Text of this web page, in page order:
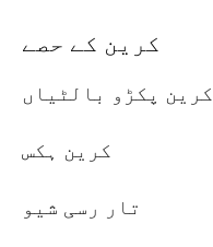
کرین کے حصے
کرین پکڑو بالٹیاں
کرین ہکس
تار رسی شیو